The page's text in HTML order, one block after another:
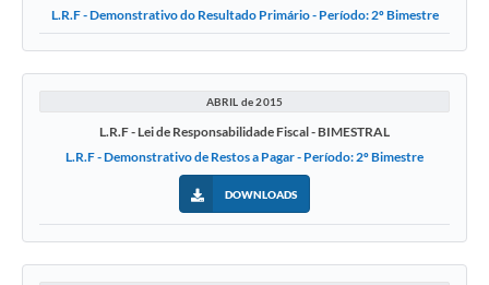
L.R.F - Demonstrativo do Resultado Primário - Período: 2º Bimestre
ABRIL de 2015
L.R.F - Lei de Responsabilidade Fiscal - BIMESTRAL
L.R.F - Demonstrativo de Restos a Pagar - Período: 2º Bimestre
DOWNLOADS